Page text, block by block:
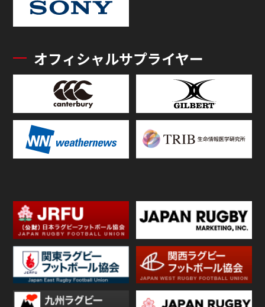
オフィシャルサプライヤー